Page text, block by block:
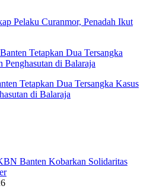
Pelaku Curanmor, Penadah Ikut
Tetapkan Dua Tersangka Kasus
di Balaraja